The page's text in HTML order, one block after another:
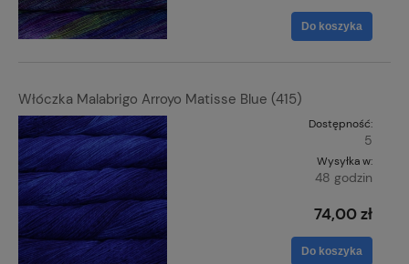
Do koszyka
Włóczka Malabrigo Arroyo Matisse Blue (415)
Dostępność:
5
Wysyłka w:
48 godzin
74,00 zł
Do koszyka